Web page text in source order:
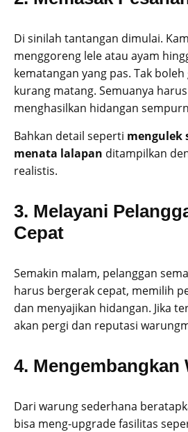
Di sinilah tantangan dimulai.
menggoreng lele atau ayam
kematangan yang pas. Tak
kurang matang. Semuanya
menghasilkan hidangan
Bahkan detail seperti mengulek
menata lalapan ditampilkan
realistis.
3. Melayani
Cepat
Semakin malam, pelanggan
harus bergerak cepat, memilih
dan menyajikan hidangan. Jika
akan pergi dan reputasi
4. Mengembangkan
Dari warung sederhana
bisa meng-upgrade fasilitas